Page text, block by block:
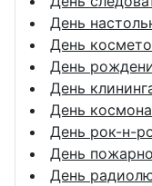
День
День
День
День
День
День рок-н-
День
День